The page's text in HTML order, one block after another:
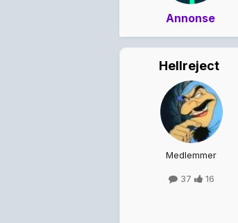
Annonse
Hellreject
Medlemmer
37 16